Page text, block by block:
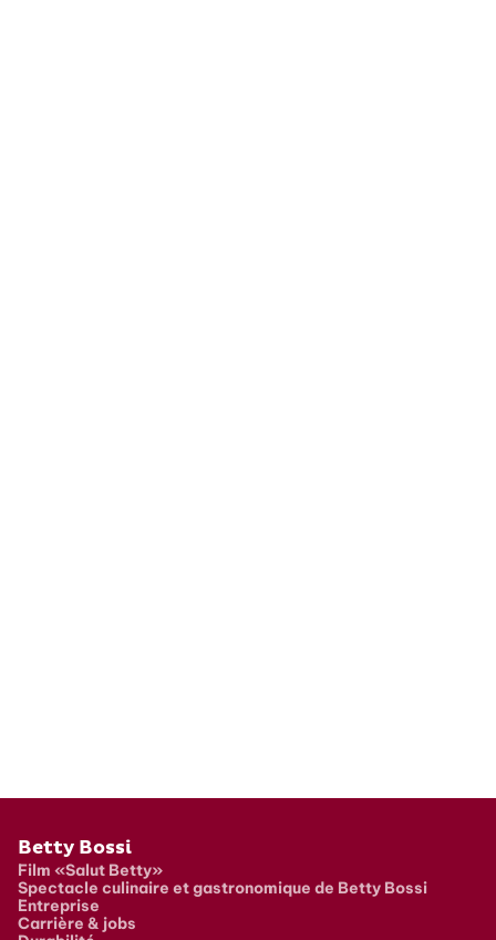
Pied de page
Betty Bossi
Film «Salut Betty»
Spectacle culinaire et gastronomique de Betty Bossi
Entreprise
Carrière & jobs